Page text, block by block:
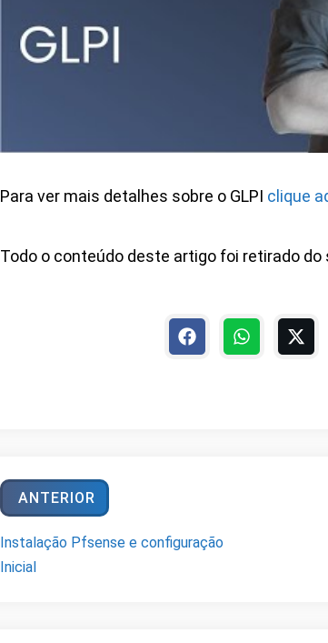
Para ver mais detalhes sobre o GLPI clique
Todo o conteúdo deste artigo foi retirado do
ANTERIOR
Instalação Pfsense e configuração
Inicial